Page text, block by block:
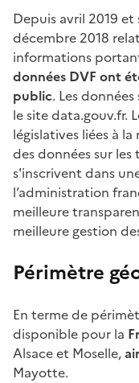
Depuis avril 2019
décembre 2018
informations
données DVF ont
public. Les
le site data.gouv.fr.
législatives liées à
des données sur
s'inscrivent dans
l’administration
meilleure
meilleure gestion
Périmètre
En terme de
disponible pour la
Alsace et Moselle,
Mayotte.